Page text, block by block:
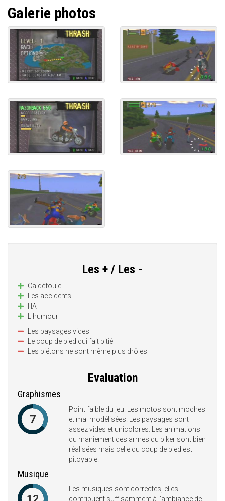
Galerie photos
Les + / Les -
Ca défoule
Les accidents
l'IA
L'humour
Les paysages vides
Le coup de pied qui fait pitié
Les piétons ne sont même plus drôles
Evaluation
Graphismes
7
Point faible du jeu. Les motos sont moches
et mal modélisées. Les paysages sont
assez vides et unicolores. Les animations
du maniement des armes du biker sont bien
réalisées mais celle du coup de pied est
pitoyable.
Musique
Les musiques sont correctes, elles
contribuent suffisamment à l'ambiance de